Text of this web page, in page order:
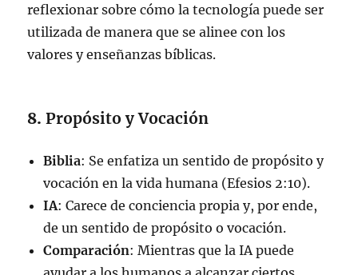
reflexionar sobre cómo la tecnología puede ser
utilizada de manera que se alinee con los
valores y enseñanzas bíblicas.
8.Propósito y Vocación
Biblia: Se enfatiza un sentido de propósito y
vocación en la vida humana (Efesios 2:10).
IA: Carece de conciencia propia y, por ende,
de un sentido de propósito o vocación.
Comparación: Mientras que la IA puede